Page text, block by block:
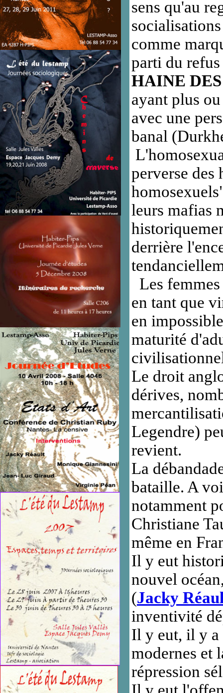
sens qu'au
comme
parti du
HAINE
ayant plus
avec une
banal
perverse des
leurs mafias
derrière
Les
en tant que
en
maturité
Le droit
dérives,
Legendre)
revient.
La
bataille. A
notamment
Christiane
même en
Il y eut
nouvel
(Jacky
inventivité
Il y eut, il y a
modernes et
répression